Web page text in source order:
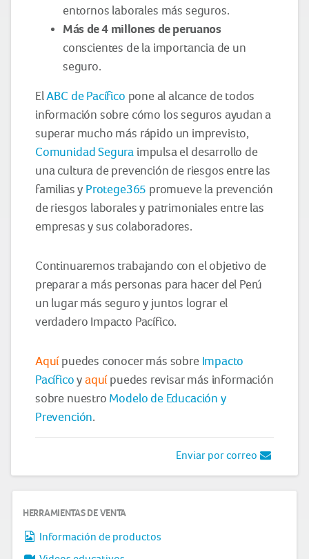
entornos laborales más seguros.
Más de 4 millones de peruanos
conscientes de la importancia de un
seguro.
El ABC de Pacífico pone al alcance de todos
información sobre cómo los seguros ayudan a
superar mucho más rápido un imprevisto,
Comunidad Segura impulsa el desarrollo de
una cultura de prevención de riesgos entre las
familias y Protege365 promueve la prevención
de riesgos laborales y patrimoniales entre las
empresas y sus colaboradores.
Continuaremos trabajando con el objetivo de
preparar a más personas para hacer del Perú
un lugar más seguro y juntos lograr el
verdadero Impacto Pacífico.
Aquípuedes conocer más sobre Impacto
Pacífico y aquípuedes revisar más información
sobre nuestro Modelo de Educación y
Prevención.
Enviar por correo
HERRAMIENTAS DE VENTA
Información de productos